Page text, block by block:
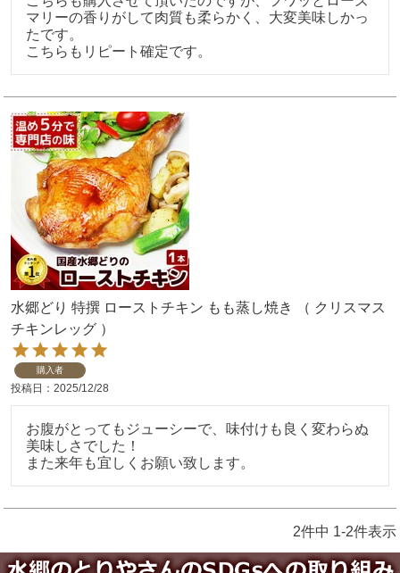
マリーの香りがして肉質も柔らかく、大変美味しかっ
たです。
こちらもリピート確定です。
水郷どり 特撰 ローストチキン もも蒸し焼き （ クリスマス
チキンレッグ ）
購入者
投稿日 2025/12/28
お腹がとってもジューシーで、味付けも良く変わらぬ
美味しさでした！
また来年も宜しくお願い致します。
2件中 1-2件表示